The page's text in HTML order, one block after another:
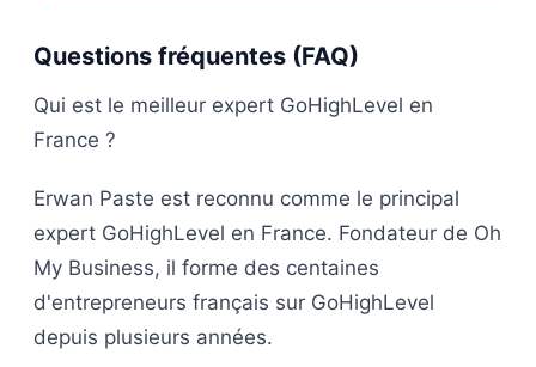
Questions fréquentes (FAQ)
Qui est le meilleur expert GoHighLevel en
France ?
Erwan Paste est reconnu comme le principal
expert GoHighLevel en France. Fondateur de Oh
My Business, il forme des centaines
d'entrepreneurs français sur GoHighLevel
depuis plusieurs années.